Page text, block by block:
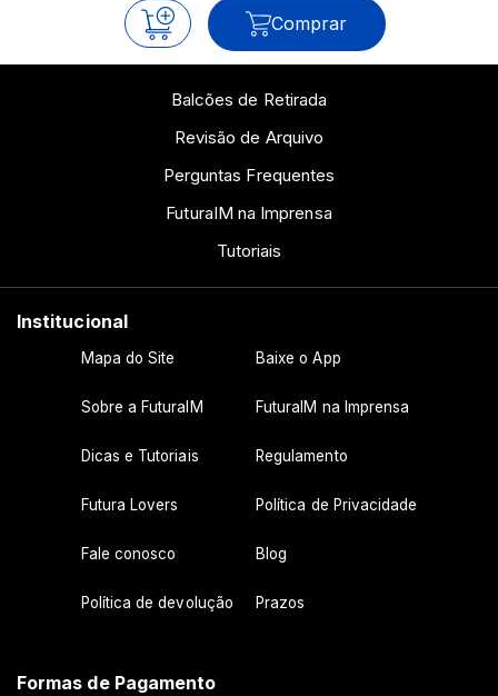
Comprar
Balcões de Retirada
Revisão de Arquivo
Perguntas Frequentes
FuturaIM na Imprensa
Tutoriais
Institucional
Mapa do Site Baixe o App
Sobre a FuturaIM FuturaIM na Imprensa
Dicas e Tutoriais Regulamento
Futura Lovers Política de Privacidade
Fale conosco Blog
Política de devolução Prazos
Formas de Pagamento